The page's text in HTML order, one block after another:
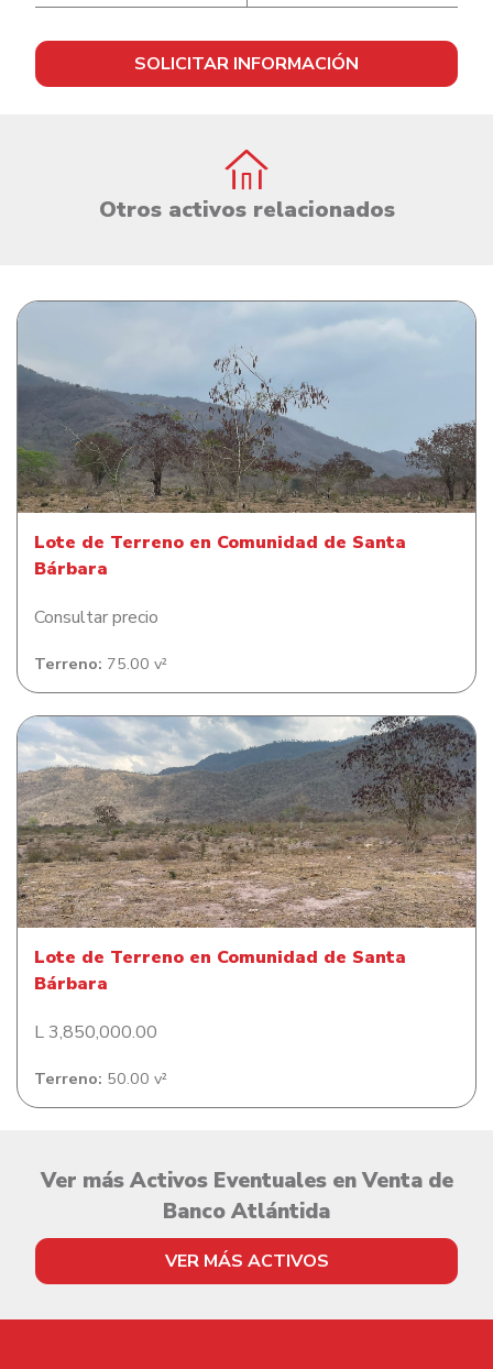
SOLICITAR INFORMACIÓN
Otros activos relacionados
Lote de Terreno en Comunidad de Santa Bárbara
Lote de Terreno en Comunidad de Santa
Bárbara
Consultar precio
Terreno: 75.00 v²
Lote de Terreno en Comunidad de Santa Bárbara
Lote de Terreno en Comunidad de Santa
Bárbara
L 3,850,000.00
Terreno: 50.00 v²
Ver más Activos Eventuales en Venta de
Banco Atlántida
VER MÁS ACTIVOS